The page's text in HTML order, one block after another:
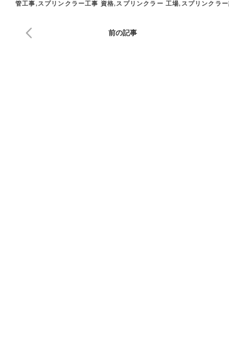
管工事,スプリンクラー工事 資格,スプリンクラー 工場,スプリンクラ
前の記事